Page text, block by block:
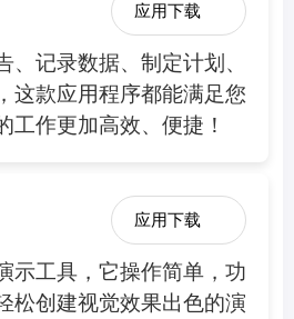
应用下载
、记录数据、制定计划、
这款应用程序都能满足您
工作更加高效、便捷！
应用下载
示工具，它操作简单，功
松创建视觉效果出色的演